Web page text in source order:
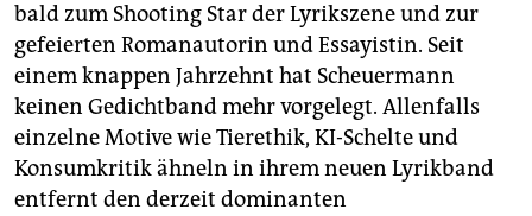
bald zum Shooting Star der Lyrikszene und zur
gefeierten Romanautorin und Essayistin. Seit
einem knappen Jahrzehnt hat Scheuermann
keinen Gedichtband mehr vorgelegt. Allenfalls
einzelne Motive wie Tier­ethik, KI-Schelte und
Konsumkritik ähneln in ihrem neuen Lyrikband
entfernt den derzeit dominanten